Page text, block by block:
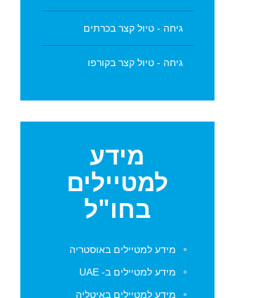
גיחה - טיול קצר בכרתים
גיחה - טיול קצר בקורפו
מידע
למטיילים
בחו"ל
מידע למטיילים באוסטריה
מידע למטיילים ב- UAE
מידע למטיילים באיטליה